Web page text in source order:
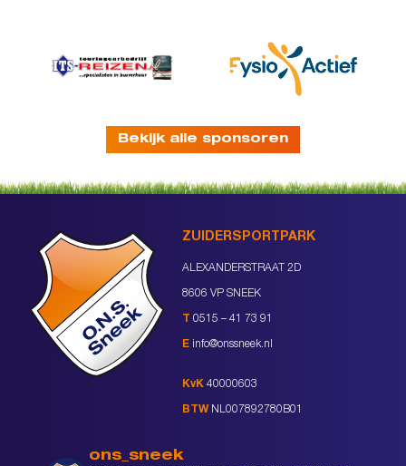
Bekijk alle sponsoren
ZUIDERSPORTPARK
ALEXANDERSTRAAT 2D
8606 VP SNEEK
0515 – 41 73 91
E info@onssneek.nl
KvK 40000603
BTW NL007892780B01
ons_sneek